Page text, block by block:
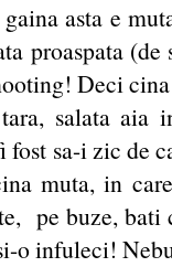
asta e
proaspata
Deci
salata aia
sa-i zic de
muta, in
pe buze, bati
o infuleci!